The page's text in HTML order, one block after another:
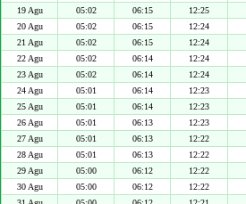
19 Agu
05:02 06:15 12:25
20 Agu
05:02 06:15 12:24
21 Agu
05:02 06:15 12:24
22 Agu
05:02 06:14 12:24
23 Agu
05:02 06:14 12:24
24 Agu
05:01 06:14 12:23
25 Agu
05:01 06:14 12:23
26 Agu
05:01 06:13 12:23
27 Agu
05:01 06:13 12:22
28 Agu
05:01 06:13 12:22
29 Agu
05:00 06:12 12:22
30 Agu
05:00 06:12 12:22